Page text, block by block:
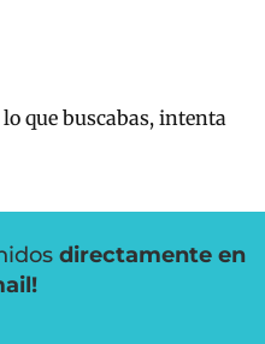
que buscabas, intenta
directamente en